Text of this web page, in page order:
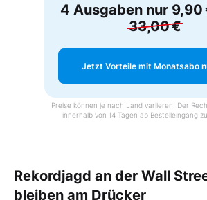
4 Ausgaben nur 9,90
33,00 €
Jetzt Vorteile mit Monatsabo
Preise können je nach Land variieren. Der
innerhalb von 14 Tagen ab Bestelleingang
Rekordjagd an der Wall
bleiben am Drücker